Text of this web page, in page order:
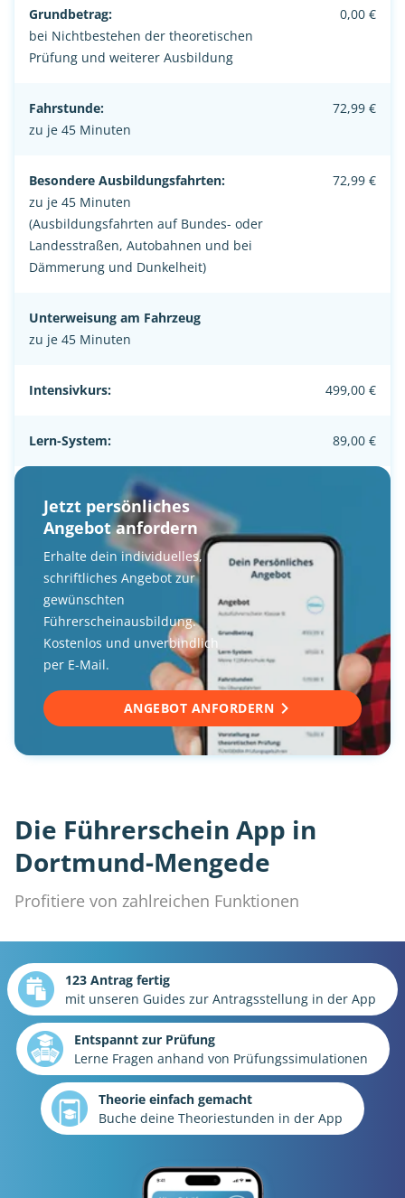
Grundbetrag:
bei Nichtbestehen der theoretischen
Prüfung und weiterer Ausbildung
0,00 €
Fahrstunde:
zu je 45 Minuten
72,99 €
Besondere Ausbildungsfahrten:
zu je 45 Minuten
(Ausbildungsfahrten auf Bundes- oder
Landesstraßen, Autobahnen und bei
Dämmerung und Dunkelheit)
72,99 €
Unterweisung am Fahrzeug
zu je 45 Minuten
Intensivkurs: 499,00 €
Lern-System: 89,00 €
Jetzt persönliches
Angebot anfordern
Erhalte dein individuelles,
schriftliches Angebot zur
gewünschten
Führerscheinausbildung.
Kostenlos und unverbindlich
per E-Mail.
ANGEBOT ANFORDERN
Die Führerschein App in
Dortmund-Mengede
Profitiere von zahlreichen Funktionen
123 Antrag fertig
mit unseren Guides zur Antragsstellung in der App
Entspannt zur Prüfung
Lerne Fragen anhand von Prüfungssimulationen
Theorie einfach gemacht
Buche deine Theoriestunden in der App